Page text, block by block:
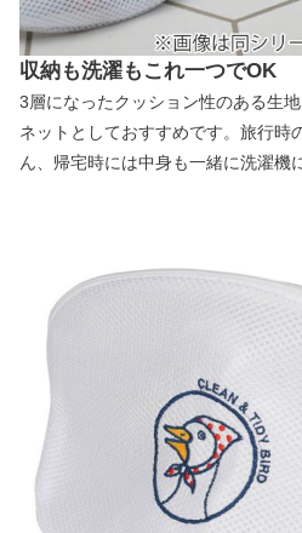
収納も洗濯もこれ一つでOK
3層になったクッション性のある生
ネットとしておすすめです。旅行時
ん、帰宅時には中身も一緒に洗濯機